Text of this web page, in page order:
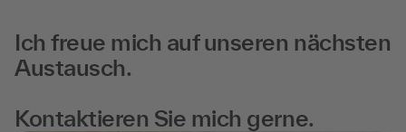
Ich freue mich auf unseren nächsten
Austausch.
Kontaktieren Sie mich gerne.